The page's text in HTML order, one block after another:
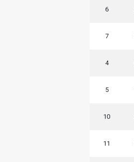
6
7
4
5
10
11